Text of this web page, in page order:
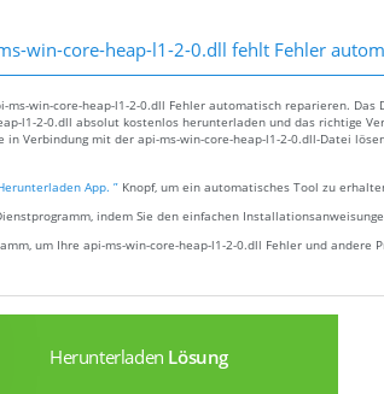
win-core-heap-l1-2-0.dll fehlt Fehler
ms-win-core-heap-l1-2-0.dll Fehler automatisch reparieren.
l1-2-0.dll absolut kostenlos herunterladen und das richtige
in Verbindung mit der api-ms-win-core-heap-l1-2-0.dll-Datei
App. ” Knopf, um ein automatisches Tool zu
indem Sie den einfachen
um Ihre api-ms-win-core-heap-l1-2-0.dll Fehler und andere
Herunterladen Lösung